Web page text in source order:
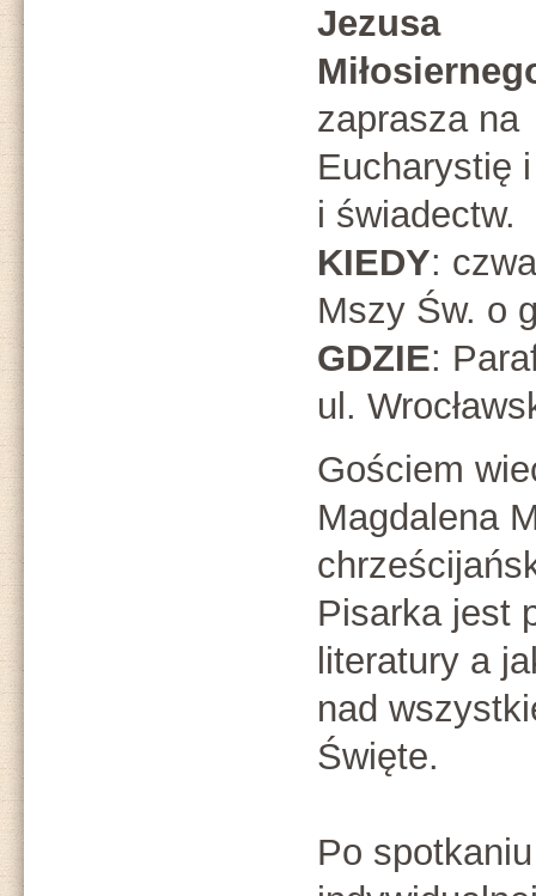
Jezusa
zaprasza na
Eucharystię
i świadectw.
KIEDY:
Mszy Św. o
GDZIE:
ul.
Gościem
Magdalena
Pisarka jest
literatury a
nad
Święte.
Po